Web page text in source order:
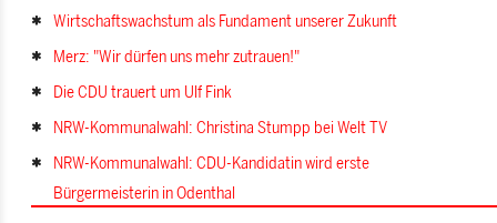
Wirtschaftswachstum als Fundament unserer Zukunft
Merz: "Wir dürfen uns mehr zutrauen!"
Die CDU trauert um Ulf Fink
NRW-Kommunalwahl: Christina Stumpp bei Welt TV
NRW-Kommunalwahl: CDU-Kandidatin wird erste
Bürgermeisterin in Odenthal